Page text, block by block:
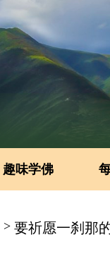
趣味学佛
> 要祈愿一刹那